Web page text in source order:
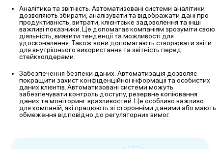
Аналітика та звітність: Автоматизовані системи аналітики
дозволяють збирати, аналізувати та відображати дані про
продуктивність, витрати, клієнтське задоволення та інші
важливі показники. Це допомагає компаніям зрозуміти свою
діяльність, виявити тенденції та можливості для
удосконалення. Також вони допомагають створювати звіти
для внутрішнього використання та звітність перед
стейкхолдерами.
Забезпечення безпеки даних: Автоматизація дозволяє
покращити захист конфіденційної інформації та особистих
даних клієнтів. Автоматизовані системи можуть
забезпечувати контроль доступу, резервне копіювання
даних та моніторинг вразливостей. Це особливо важливо
для компаній, які працюють зі сторонніми даними або мають
обмеження відповідно до регуляторних вимог.